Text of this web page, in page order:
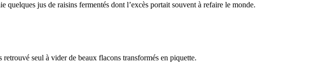
quelques jus de raisins fermentés dont l’excès portait souvent à refaire le monde.
seul à vider de beaux flacons transformés en piquette.